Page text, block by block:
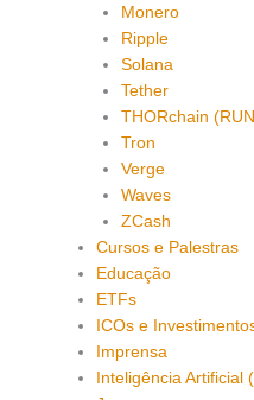
Monero
Ripple
Solana
Tether
THORchain
Tron
Verge
Waves
ZCash
Cursos e Palestras
Educação
ETFs
ICOs e
Imprensa
Inteligência Artificial